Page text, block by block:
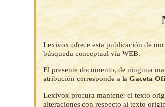
Lexivox ofrece esta publicación de
búsqueda conceptual vía WEB.
El presente documento, de ninguna
atribución corresponde a laGaceta
Lexivox procura mantener el texto
alteraciones con respecto al texto